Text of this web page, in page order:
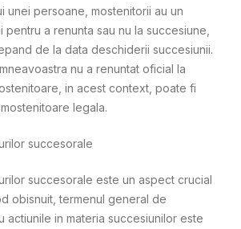
unei persoane, mostenitorii au un
pentru a renunta sau nu la succesiune,
de la data deschiderii succesiunii.
nu a renuntat oficial la
in acest context, poate fi
legala.
succesorale
succesorale este un aspect crucial
obisnuit, termenul general de
actiunile in materia succesiunilor este